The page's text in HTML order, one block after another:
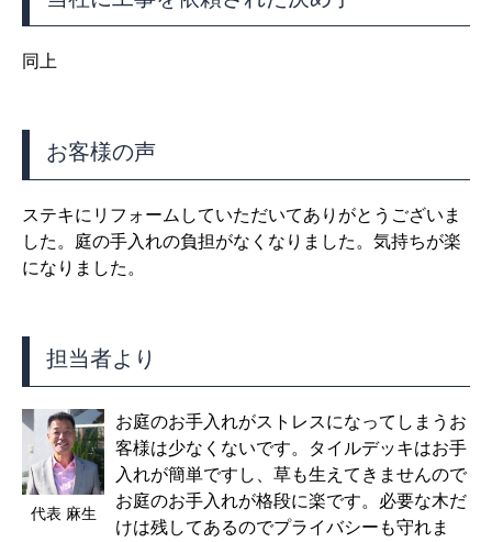
同上
お客様の声
ステキにリフォームしていただいてありがとうございま
した。庭の手入れの負担がなくなりました。気持ちが楽
になりました。
担当者より
代表 麻生
お庭のお手入れがストレスになってしまうお
客様は少なくないです。タイルデッキはお手
入れが簡単ですし、草も生えてきませんので
お庭のお手入れが格段に楽です。必要な木だ
けは残してあるのでプライバシーも守れま